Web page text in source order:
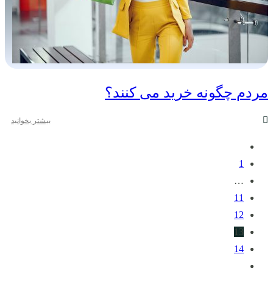
مردم چگونه خرید می کنند؟
بیشتر بخوانید
1
…
11
12
13
14